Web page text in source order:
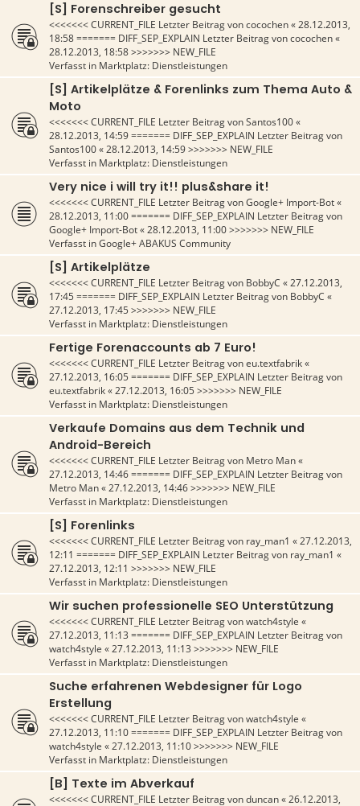
[S] Forenschreiber gesucht
<<<<<<< CURRENT_FILE Letzter Beitrag voncocochen«28.12.2013,
18:58======= DIFF_SEP_EXPLAIN Letzter Beitrag voncocochen«
28.12.2013, 18:58>>>>>>> NEW_FILE
Verfasst in Marktplatz: Dienstleistungen
[S] Artikelplätze & Forenlinks zum Thema Auto &
Moto
<<<<<<< CURRENT_FILE Letzter Beitrag vonSantos100«
28.12.2013, 14:59======= DIFF_SEP_EXPLAIN Letzter Beitrag von
Santos100«28.12.2013, 14:59>>>>>>> NEW_FILE
Verfasst in Marktplatz: Dienstleistungen
Very nice i will try it!! plus&share it!
<<<<<<< CURRENT_FILE Letzter Beitrag vonGoogle+ Import-Bot«
28.12.2013, 11:00======= DIFF_SEP_EXPLAIN Letzter Beitrag von
Google+ Import-Bot«28.12.2013, 11:00>>>>>>> NEW_FILE
Verfasst inGoogle+ ABAKUS Community
[S] Artikelplätze
<<<<<<< CURRENT_FILE Letzter Beitrag von BobbyC «27.12.2013,
17:45======= DIFF_SEP_EXPLAIN Letzter Beitrag von BobbyC «
27.12.2013, 17:45>>>>>>> NEW_FILE
Verfasst in Marktplatz: Dienstleistungen
Fertige Forenaccounts ab 7 Euro!
<<<<<<< CURRENT_FILE Letzter Beitrag voneu.textfabrik«
27.12.2013, 16:05======= DIFF_SEP_EXPLAIN Letzter Beitrag von
eu.textfabrik«27.12.2013, 16:05>>>>>>> NEW_FILE
Verfasst in Marktplatz: Dienstleistungen
Verkaufe Domains aus dem Technik und
Android-Bereich
<<<<<<< CURRENT_FILE Letzter Beitrag von Metro Man«
27.12.2013, 14:46======= DIFF_SEP_EXPLAIN Letzter Beitrag von
Metro Man«27.12.2013, 14:46>>>>>>> NEW_FILE
Verfasst in Marktplatz: Dienstleistungen
[S] Forenlinks
<<<<<<< CURRENT_FILE Letzter Beitrag von ray_man1 «27.12.2013,
12:11 ======= DIFF_SEP_EXPLAIN Letzter Beitrag von ray_man1 «
27.12.2013, 12:11 >>>>>>> NEW_FILE
Verfasst in Marktplatz: Dienstleistungen
Wir suchen professionelle SEO Unterstützung
<<<<<<< CURRENT_FILE Letzter Beitrag vonwatch4style «
27.12.2013, 11:13 ======= DIFF_SEP_EXPLAIN Letzter Beitrag von
watch4style «27.12.2013, 11:13 >>>>>>> NEW_FILE
Verfasst in Marktplatz: Dienstleistungen
Suche erfahrenen Webdesigner für Logo
Erstellung
<<<<<<< CURRENT_FILE Letzter Beitrag vonwatch4style «
27.12.2013, 11:10======= DIFF_SEP_EXPLAIN Letzter Beitrag von
watch4style «27.12.2013, 11:10>>>>>>> NEW_FILE
Verfasst in Marktplatz: Dienstleistungen
[B] Texte im Abverkauf
<<<<<<< CURRENT_FILE Letzter Beitrag vonduncan«26.12.2013,